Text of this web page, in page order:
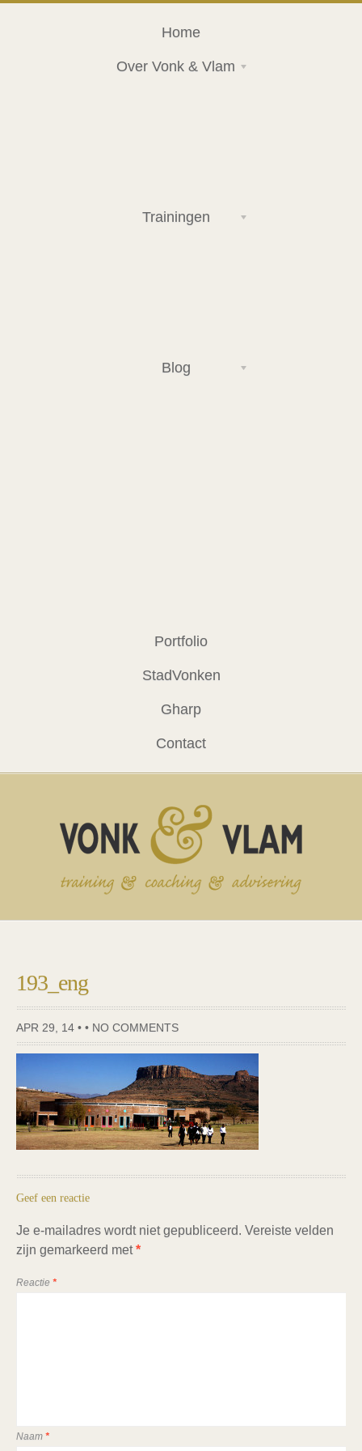
Home
Over Vonk & Vlam
Trainingen
Blog
Portfolio
StadVonken
Gharp
Contact
193_eng
APR 29, 14 • • NO COMMENTS
Geef een reactie
Je e-mailadres wordt niet gepubliceerd. Vereiste velden
zijn gemarkeerd met*
Reactie *
Naam *